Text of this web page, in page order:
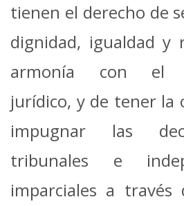
tienen el derecho de
dignidad, igualdad y
armonía con el
jurídico, y de tener la
impugnar las
tribunales e
imparciales a través